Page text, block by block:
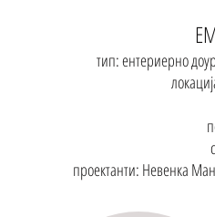
тип: ентериерно
проектанти: Невенка